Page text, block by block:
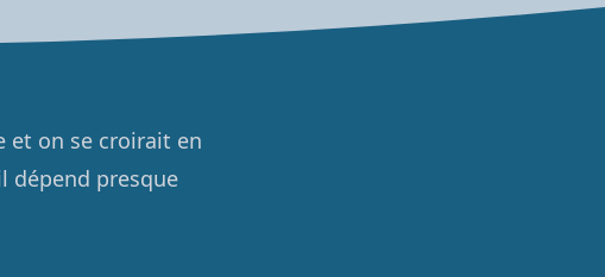
et on se croirait en
dépend presque